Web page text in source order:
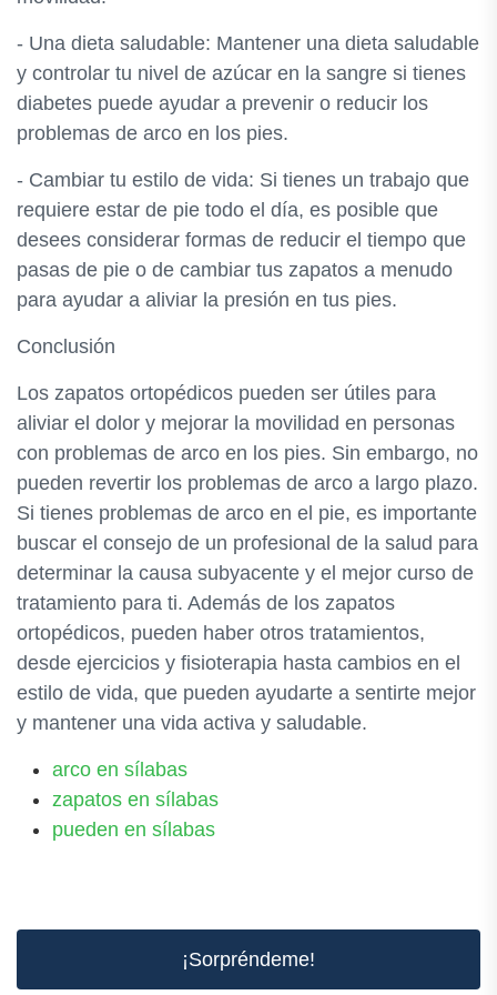
- Una dieta saludable: Mantener una dieta saludable
y controlar tu nivel de azúcar en la sangre si tienes
diabetes puede ayudar a prevenir o reducir los
problemas de arco en los pies.
- Cambiar tu estilo de vida: Si tienes un trabajo que
requiere estar de pie todo el día, es posible que
desees considerar formas de reducir el tiempo que
pasas de pie o de cambiar tus zapatos a menudo
para ayudar a aliviar la presión en tus pies.
Conclusión
Los zapatos ortopédicos pueden ser útiles para
aliviar el dolor y mejorar la movilidad en personas
con problemas de arco en los pies. Sin embargo, no
pueden revertir los problemas de arco a largo plazo.
Si tienes problemas de arco en el pie, es importante
buscar el consejo de un profesional de la salud para
determinar la causa subyacente y el mejor curso de
tratamiento para ti. Además de los zapatos
ortopédicos, pueden haber otros tratamientos,
desde ejercicios y fisioterapia hasta cambios en el
estilo de vida, que pueden ayudarte a sentirte mejor
y mantener una vida activa y saludable.
arco en sílabas
zapatos en sílabas
pueden en sílabas
¡Sorpréndeme!